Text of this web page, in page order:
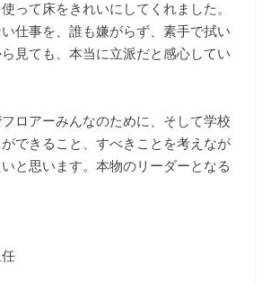
って床をきれいにしてくれました。
仕事を、誰も嫌がらず、素手で拭い
見ても、本当に立派だと感心してい
ロアーみんなのために、そして学校
できること、すべきことを考えなが
と思います。本物のリーダーとなる